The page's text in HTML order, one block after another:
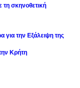
σκηνοθετική
για την Εξάλειψη της
Κρήτη